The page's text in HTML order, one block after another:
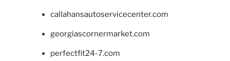
callahansautoservicecenter.com
georgiascornermarket.com
perfectfit24-7.com